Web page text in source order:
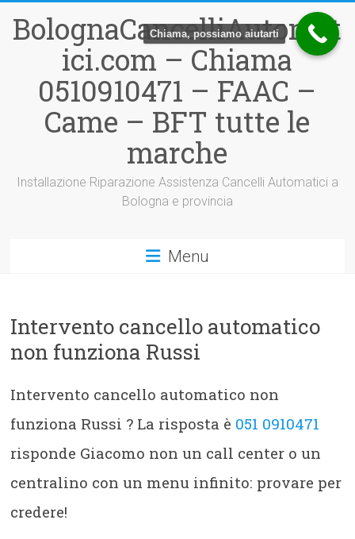
contenuto
BolognaCancelliAutomat
ici.com – Chiama
0510910471 – FAAC –
Came – BFT tutte le
marche
Installazione Riparazione Assistenza Cancelli Automatici a
Bologna e provincia
Menu
Intervento cancello automatico
non funziona Russi
Intervento cancello automatico non
funziona Russi ? La risposta è 051 0910471
risponde Giacomo non un call center o un
centralino con un menu infinito: provare per
credere!
Chiama, possiamo aiutarti